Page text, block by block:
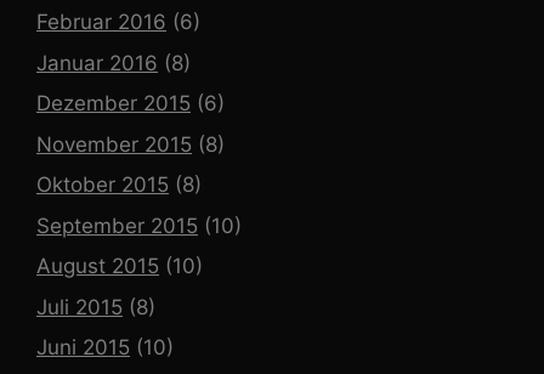
Februar 2016 (6)
Januar 2016 (8)
Dezember 2015 (6)
November 2015 (8)
Oktober 2015 (8)
September 2015 (10)
August 2015 (10)
Juli 2015 (8)
Juni 2015 (10)